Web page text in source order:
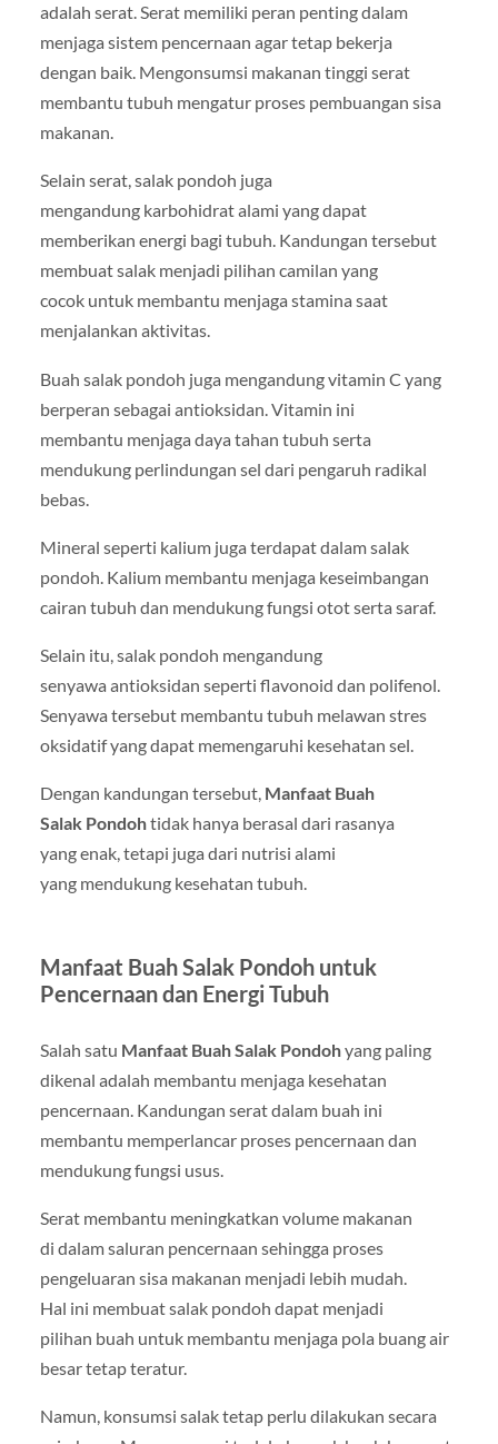
adalah serat. Serat memiliki peran penting dalam
menjaga sistem pencernaan agar tetap bekerja
dengan baik. Mengonsumsi makanan tinggi serat
membantu tubuh mengatur proses pembuangan sisa
makanan.
Selain serat, salak pondoh juga
mengandung karbohidrat alami yang dapat
memberikan energi bagi tubuh. Kandungan tersebut
membuat salak menjadi pilihan camilan yang
cocok untuk membantu menjaga stamina saat
menjalankan aktivitas.
Buah salak pondoh juga mengandung vitamin C yang
berperan sebagai antioksidan. Vitamin ini
membantu menjaga daya tahan tubuh serta
mendukung perlindungan sel dari pengaruh radikal
bebas.
Mineral seperti kalium juga terdapat dalam salak
pondoh. Kalium membantu menjaga keseimbangan
cairan tubuh dan mendukung fungsi otot serta saraf.
Selain itu, salak pondoh mengandung
senyawa antioksidan seperti flavonoid dan polifenol.
Senyawa tersebut membantu tubuh melawan stres
oksidatif yang dapat memengaruhi kesehatan sel.
Dengan kandungan tersebut, Manfaat Buah
Salak Pondohtidak hanya berasal dari rasanya
yang enak, tetapi juga dari nutrisi alami
yang mendukung kesehatan tubuh.
Manfaat Buah Salak Pondoh untuk
Pencernaan dan Energi Tubuh
Salah satu Manfaat Buah Salak Pondohyang paling
dikenal adalah membantu menjaga kesehatan
pencernaan. Kandungan serat dalam buah ini
membantu memperlancar proses pencernaan dan
mendukung fungsi usus.
Serat membantu meningkatkan volume makanan
di dalam saluran pencernaan sehingga proses
pengeluaran sisa makanan menjadi lebih mudah.
Hal ini membuat salak pondoh dapat menjadi
pilihan buah untuk membantu menjaga pola buang air
besar tetap teratur.
Namun, konsumsi salak tetap perlu dilakukan secara